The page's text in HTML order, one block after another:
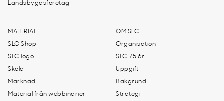
Landsbygdsföretag
MATERIAL
SLC Shop
SLC logo
Skola
Marknad
Material från webbinarier
OM SLC
Organisation
SLC 75 år
Uppgift
Bakgrund
Strategi